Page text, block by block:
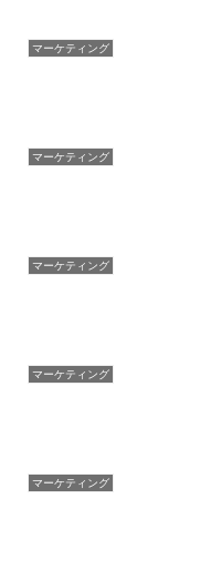
マーケティング
マーケティング
マーケティング
マーケティング
マーケティング